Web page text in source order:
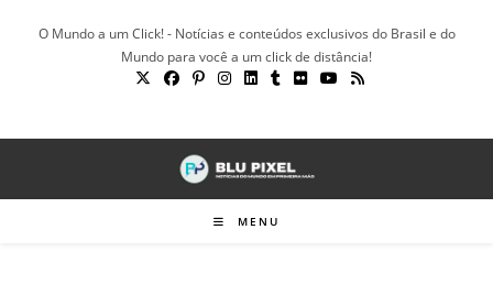
O Mundo a um Click! - Notícias e conteúdos exclusivos do Brasil e do
Mundo para você a um click de distância!
MENU